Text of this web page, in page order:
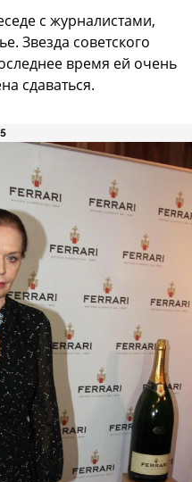
с журналистами,
Звезда советского
время ей очень
сдаваться.